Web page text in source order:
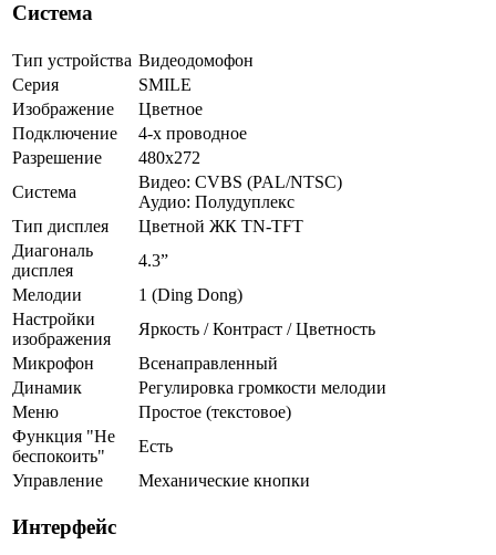
Система
Тип устройства Видеодомофон
Серия
SMILE
Изображение
Цветное
Подключение
4-х проводное
Разрешение
480x272
Система
Видео: CVBS (PAL/NTSC)
Аудио: Полудуплекс
Тип дисплея
Цветной ЖК TN-TFT
Диагональ
дисплея
4.3”
Мелодии
1 (Ding Dong)
Настройки
изображения
Яркость / Контраст / Цветность
Микрофон
Всенаправленный
Динамик
Регулировка громкости мелодии
Меню
Простое (текстовое)
Функция "Не
беспокоить"
Есть
Управление
Механические кнопки
Интерфейс